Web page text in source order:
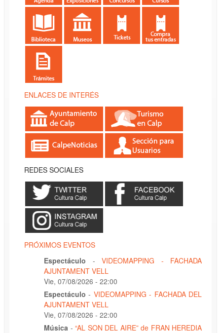
ENLACES DE INTERÉS
REDES SOCIALES
PRÓXIMOS EVENTOS
Espectáculo
- VIDEOMAPPING - FACHADA
AJUNTAMENT VELL
Vie, 07/08/2026 - 22:00
Espectáculo - VIDEOMAPPING - FACHADA DEL
AJUNTAMENT VELL
Vie, 07/08/2026 - 22:00
Música - “AL SON DEL AIRE” de FRAN HEREDIA